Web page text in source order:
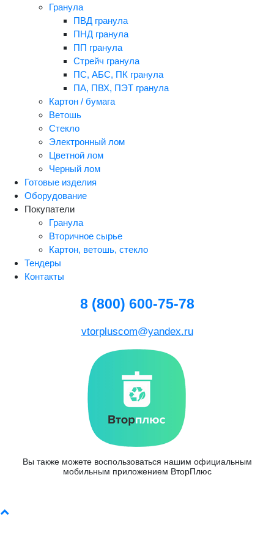
Гранула
ПВД гранула
ПНД гранула
ПП гранула
Стрейч гранула
ПС, АБС, ПК гранула
ПА, ПВХ, ПЭТ гранула
Картон / бумага
Ветошь
Стекло
Электронный лом
Цветной лом
Черный лом
Готовые изделия
Оборудование
Покупатели
Гранула
Вторичное сырье
Картон, ветошь, стекло
Тендеры
Контакты
8 (800) 600-75-78
vtorpluscom@yandex.ru
Вы также можете воспользоваться нашим официальным
мобильным приложением ВторПлюс